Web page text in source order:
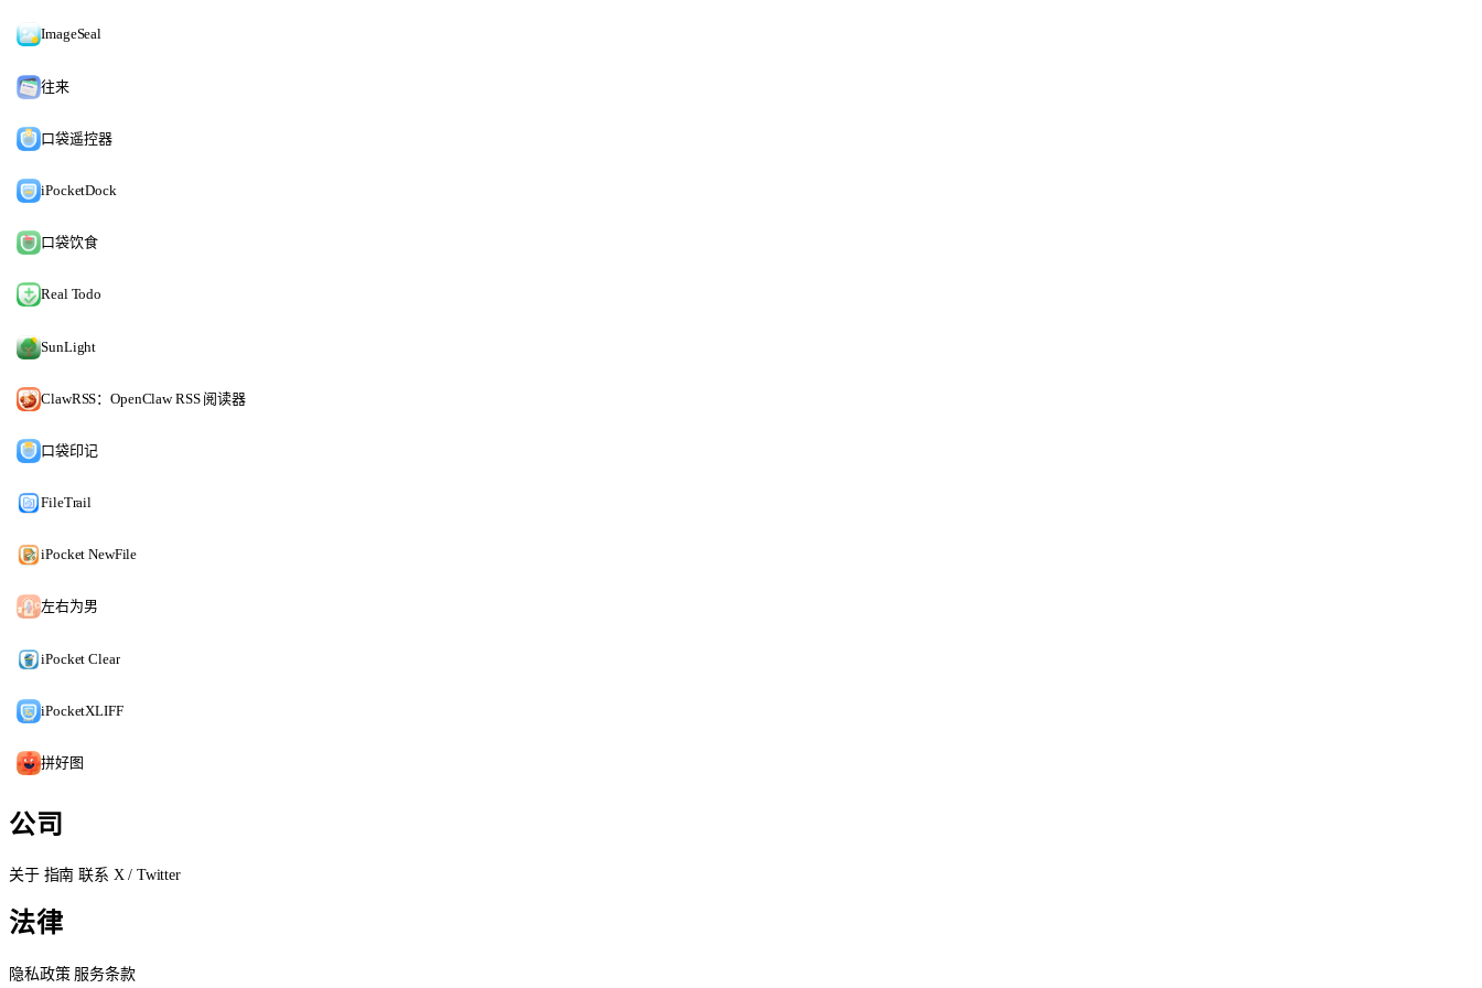
ImageSeal
往来
口袋遥控器
iPocketDock
口袋饮食
Real Todo
SunLight
ClawRSS：OpenClaw RSS 阅读器
口袋印记
FileTrail
iPocket NewFile
左右为男
iPocket Clear
iPocketXLIFF
拼好图
公司
关于 指南联系 X / Twitter
法律
隐私政策 服务条款